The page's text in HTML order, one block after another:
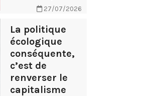
27/07/2026
La politique
écologique
conséquente,
c’est de
renverser le
capitalisme